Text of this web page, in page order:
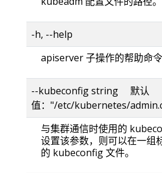
-h, --help
apiserver 子操作的帮助命令
--kubeconfig string 默认
值："/etc/kubernetes/
与集群通信时使用的
设置该参数，则可以在一组
的 kubeconfig 文件。